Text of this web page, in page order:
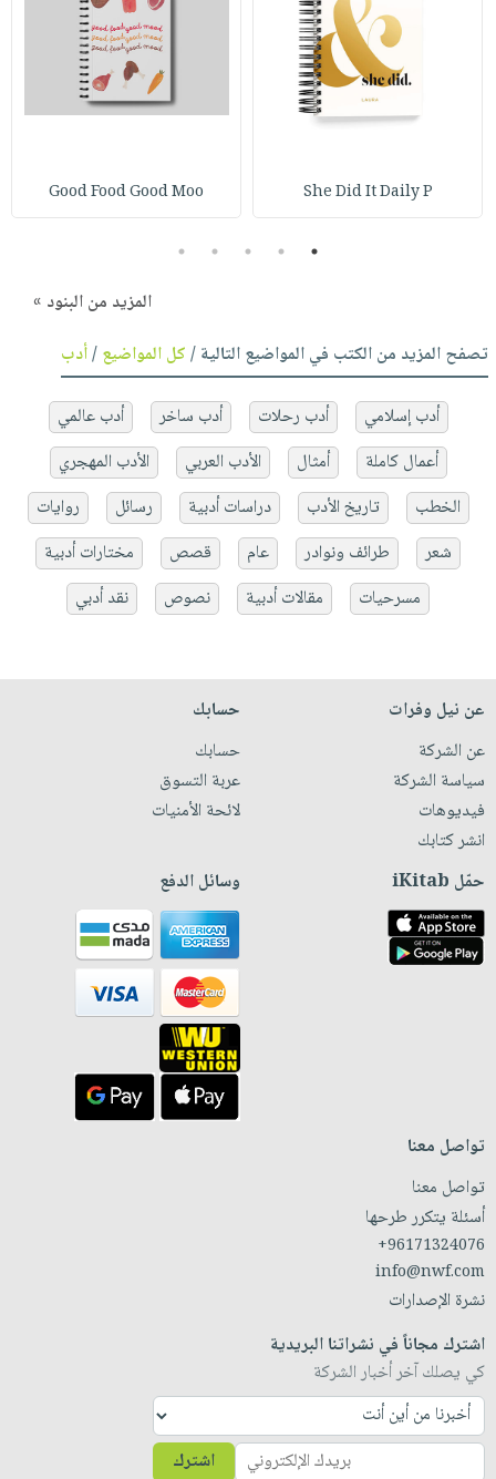
She Did It Daily P
Good Food Good Moo
1
2
3
4
5
المزيد من البنود »
تصفح المزيد من الكتب في المواضيع التالية /كل المواضيع/أدب
أدب إسلامي أدب رحلات أدب ساخر
أدب عالمي
أعمال كاملة
أمثال الأدب العربي
الأدب المهجري
الخطب
تاريخ الأدب دراسات أدبية رسائل
روايات
شعر
طرائف ونوادر عام قصص
مختارات أدبية
مسرحيات
مقالات أدبية نصوص نقد أدبي
عن نيل وفرات
عن الشركة
سياسة الشركة
فيديوهات
انشر كتابك
حسابك
حسابك
عربة التسوق
لائحة الأمنيات
حمّل iKitab وسائل الدفع
تواصل معنا
تواصل معنا
أسئلة يتكرر طرحها
+96171324076
info@nwf.com
نشرة الإصدارات
اشترك مجاناً في نشراتنا البريدية
كي يصلك آخر أخبار الشركة
اشترك